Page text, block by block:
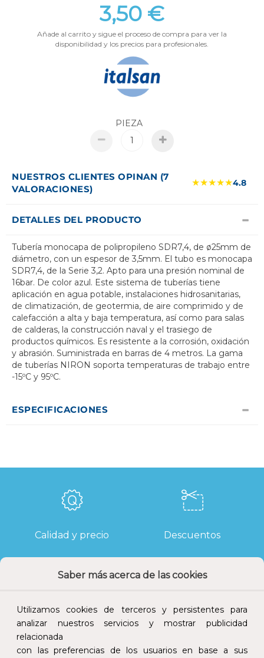
Saber más acerca de las cookies
Utilizamos cookies de terceros y persistentes para
analizar nuestros servicios y mostrar publicidad
relacionada
con las preferencias de los usuarios en base a sus
3,50 €
Añade al carrito y sigue el proceso de compra para ver la
disponibilidad y los precios para profesionales.
PIEZA
NUESTROS CLIENTES OPINAN (7
VALORACIONES)
★★★★★4.8
DETALLES DEL PRODUCTO
Tubería monocapa de polipropileno SDR7,4, de ø25mm de
diámetro, con un espesor de 3,5mm. El tubo es monocapa
SDR7,4, de la Serie 3,2. Apto para una presión nominal de
16bar. De color azul. Este sistema de tuberías tiene
aplicación en agua potable, instalaciones hidrosanitarias,
de climatización, de geotermia, de aire comprimido y de
calefacción a alta y baja temperatura, así como para salas
de calderas, la construcción naval y el trasiego de
productos químicos. Es resistente a la corrosión, oxidación
y abrasión. Suministrada en barras de 4 metros. La gama
de tuberías NIRON soporta temperaturas de trabajo entre
-15ºC y 95ºC.
ESPECIFICACIONES
Calidad y precio Descuentos
Devoluciones Pago seguro